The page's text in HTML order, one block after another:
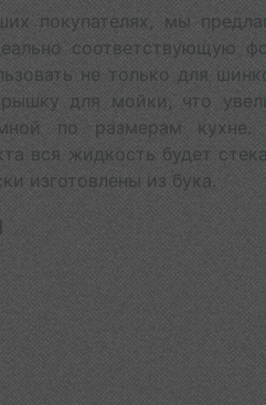
покупателях, мы
соответствующую
не только для
для мойки, что
по размерам кухне.
вся жидкость будет
изготовлены из бука.